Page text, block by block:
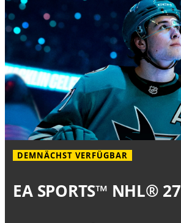
DEMNÄCHST VERFÜGBAR
EA SPORTS™ NHL® 27